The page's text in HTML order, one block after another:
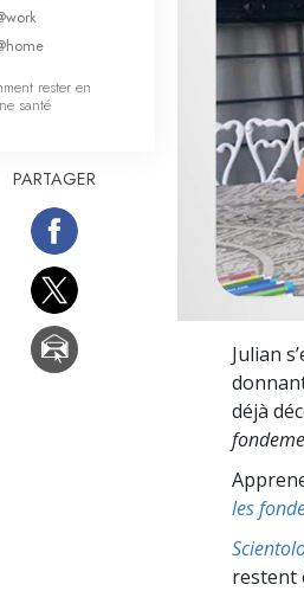
Qu’est-ce que
Julian
déjà
les
restent
rester en
santé
PARTAGER